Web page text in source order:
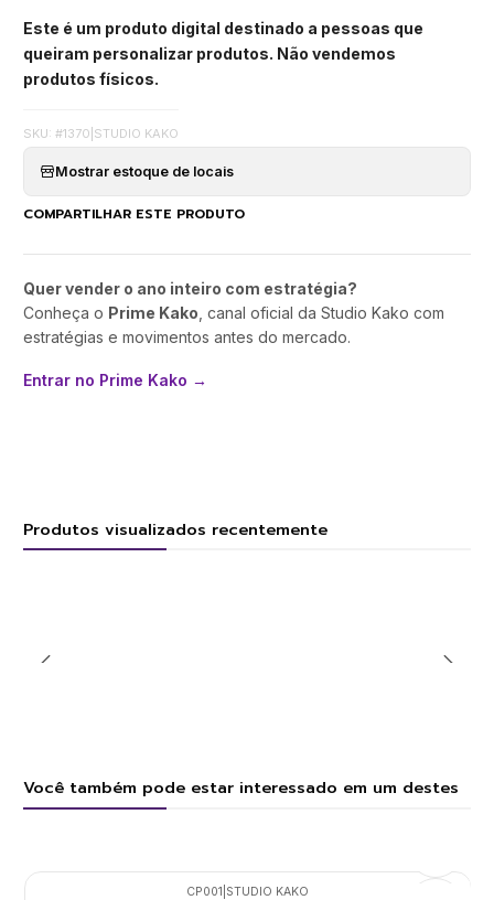
Este é um produto digital destinado a pessoas que
queiram personalizar produtos. Não vendemos
produtos físicos.
SKU: #1370 STUDIO KAKO
Mostrar estoque de locais
COMPARTILHAR ESTE PRODUTO
Quer vender o ano inteiro com estratégia?
Conheça o Prime Kako , canal oficial da Studio Kako com
estratégias e movimentos antes do mercado.
Entrar no Prime Kako →
Produtos visualizados recentemente
Você também pode estar interessado em um destes
CP001 STUDIO KAKO